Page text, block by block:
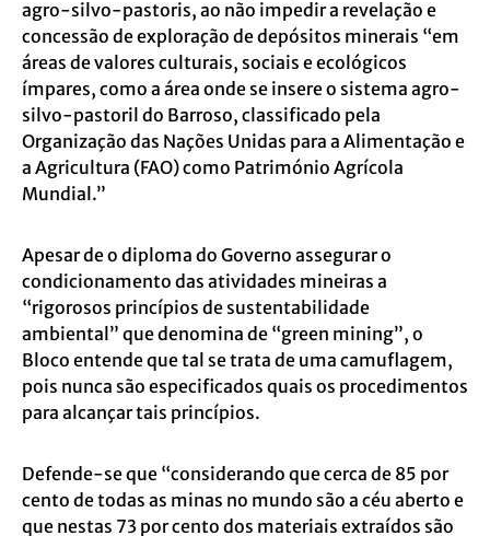
agro-silvo-pastoris, ao não impedir a revelação e
concessão de exploração de depósitos minerais “em
áreas de valores culturais, sociais e ecológicos
ímpares, como a área onde se insere o sistema agro-
silvo-pastoril do Barroso, classificado pela
Organização das Nações Unidas para a Alimentação e
a Agricultura (FAO) como Património Agrícola
Mundial.”
Apesar de o diploma do Governo assegurar o
condicionamento das atividades mineiras a
“rigorosos princípios de sustentabilidade
ambiental” que denomina de “green mining”, o
Bloco entende que tal se trata de uma camuflagem,
pois nunca são especificados quais os procedimentos
para alcançar tais princípios.
Defende-se que “considerando que cerca de 85 por
cento de todas as minas no mundo são a céu aberto e
que nestas 73 por cento dos materiais extraídos são